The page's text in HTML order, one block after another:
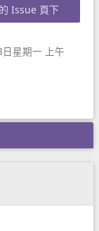
Issue 頁下
星期一 上午